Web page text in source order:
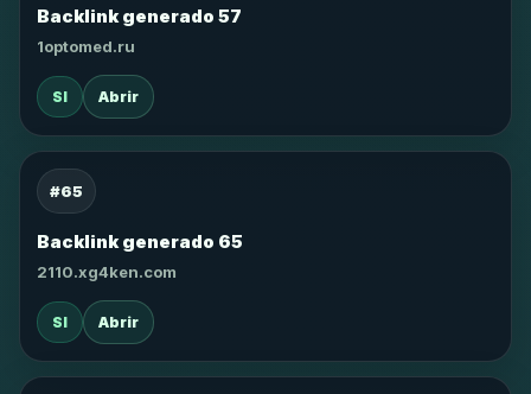
Backlink generado 57
1optomed.ru
SI Abrir
#65
Backlink generado 65
2110.xg4ken.com
SI Abrir